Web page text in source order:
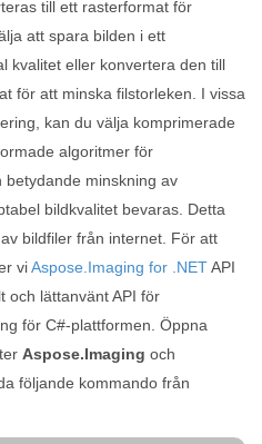
till ett rasterformat för
att spara bilden i ett
kvalitet eller konvertera den till
för att minska filstorleken. I vissa
kan du välja komprimerade
algoritmer för
betydande minskning av
bildkvalitet bevaras. Detta
bildfiler från internet. För att
viAspose.Imaging for .NETAPI
och lättanvänt API för
för C#-plattformen. Öppna
Aspose.Imaging och
följande kommando från